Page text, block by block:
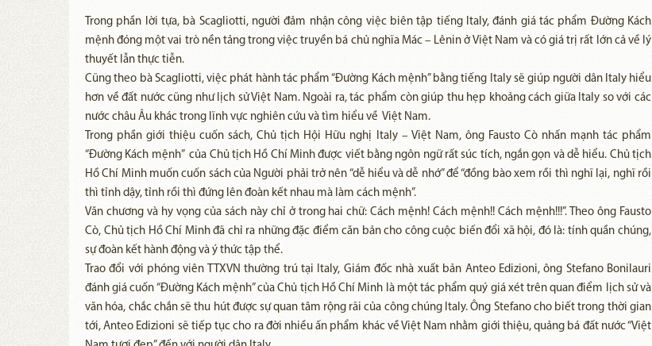
Trong phần lời tựa, bà Scagliotti, người đảm nhận công việc biên tập tiếng Italy, đánh giá tác phẩm Đường Kách
mệnh đóng một vai trò nền tảng trong việc truyền bá chủ nghĩa Mác – Lênin ở Việt Nam và có giá trị rất lớn cả về lý
thuyết lẫn thực tiễn.
Cũng theo bà Scagliotti, việc phát hành tác phẩm “Đường Kách mệnh” bằng tiếng Italy sẽ giúp người dân Italy hiểu
hơn về đất nước cũng như lịch sử Việt Nam. Ngoài ra, tác phẩm còn giúp thu hẹp khoảng cách giữa Italy so với các
nước châu Âu khác trong lĩnh vực nghiên cứu và tìm hiểu về Việt Nam.
Trong phần giới thiệu cuốn sách, Chủ tịch Hội Hữu nghị Italy – Việt Nam, ông Fausto Cò nhấn mạnh tác phẩm
“Đường Kách mệnh” của Chủ tịch Hồ Chí Minh được viết bằng ngôn ngữ rất súc tích, ngắn gọn và dễ hiểu. Chủ tịch
Hồ Chí Minh muốn cuốn sách của Người phải trở nên “dễ hiểu và dễ nhớ” để “đồng bào xem rồi thì nghĩ lại, nghĩ rồi
thì tỉnh dậy, tỉnh rồi thì đứng lên đoàn kết nhau mà làm cách mệnh”.
Văn chương và hy vọng của sách này chỉ ở trong hai chữ: Cách mệnh! Cách mệnh!! Cách mệnh!!!”. Theo ông Fausto
Cò, Chủ tịch Hồ Chí Minh đã chỉ ra những đặc điểm căn bản cho công cuộc biến đổi xã hội, đó là: tính quần chúng,
sự đoàn kết hành động và ý thức tập thể.
Trao đổi với phóng viên TTXVN thường trú tại Italy, Giám đốc nhà xuất bản Anteo Edizioni, ông Stefano Bonilauri
đánh giá cuốn “Đường Kách mệnh” của Chủ tịch Hồ Chí Minh là một tác phẩm quý giá xét trên quan điểm lịch sử và
văn hóa, chắc chắn sẽ thu hút được sự quan tâm rộng rãi của công chúng Italy. Ông Stefano cho biết trong thời gian
tới, Anteo Edizioni sẽ tiếp tục cho ra đời nhiều ấn phẩm khác về Việt Nam nhằm giới thiệu, quảng bá đất nước “Việt